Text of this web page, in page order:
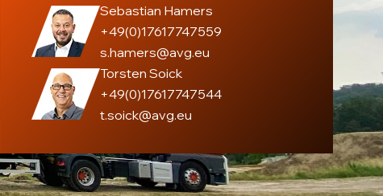
Sebastian Hamers
+49(0)17617747559
s.hamers@avg.eu
Torsten Soick
+49(0)17617747544
t.soick@avg.eu